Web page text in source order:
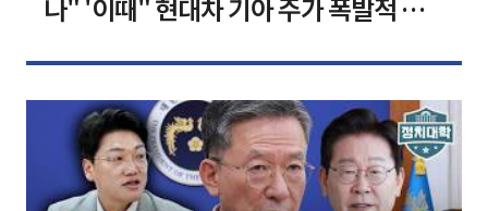
나" '이때" 현대차 기아 주가 폭발적 성